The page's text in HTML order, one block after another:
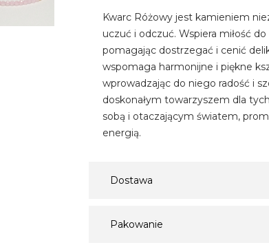
Kwarc Różowy jest kamieniem
uczuć i odczuć. Wspiera miłość
pomagając dostrzegać i cenić
wspomaga harmonijne i piękne
wprowadzając do niego radość i
doskonałym towarzyszem dla
sobą i otaczającym światem,
energią.
Dostawa
Pakowanie